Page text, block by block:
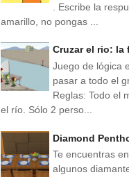
. Escribe la
amarillo, no pongas ...
Cruzar el rio: la
Juego de lógica
pasar a todo el
Reglas: Todo el
el río. Sólo 2 perso...
Diamond
Te encuentras
algunos